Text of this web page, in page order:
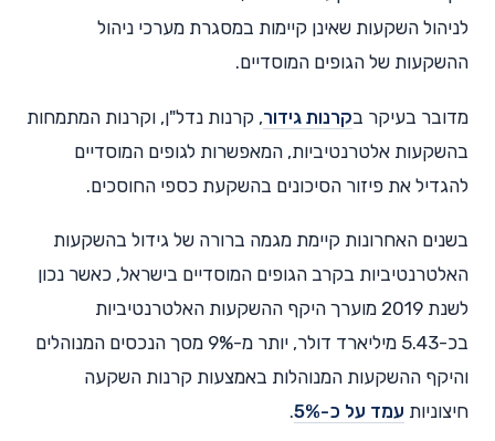
לניהול השקעות שאינן קיימות במסגרת מערכי ניהול
ההשקעות של הגופים המוסדיים.
מדובר בעיקר בקרנות גידור, קרנות נדל"ן, וקרנות המתמחות
בהשקעות אלטרנטיביות, המאפשרות לגופים המוסדיים
להגדיל את פיזור הסיכונים בהשקעת כספי החוסכים.
בשנים האחרונות קיימת מגמה ברורה של גידול בהשקעות
האלטרנטיביות בקרב הגופים המוסדיים בישראל, כאשר נכון
לשנת 2019 מוערך היקף ההשקעות האלטרנטיביות
בכ-5.43 מיליארד דולר, יותר מ-9% מסך הנכסים המנוהלים
והיקף ההשקעות המנוהלות באמצעות קרנות השקעה
חיצוניות עמד על כ-5% .